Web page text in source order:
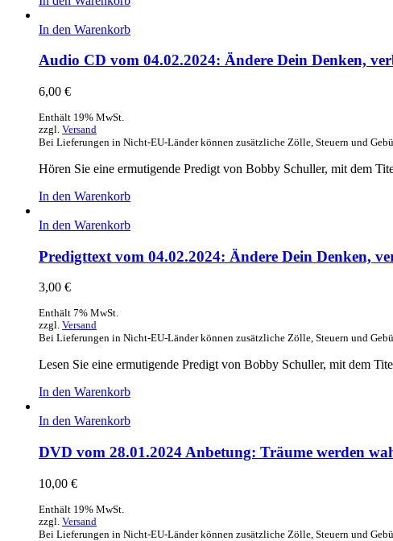
In den Warenkorb
Audio CD vom 04.02.2024: Ändere Dein Denken,
6,00 €
Enthält 19% MwSt.
zzgl. Versand
Bei Lieferungen in Nicht-EU-Länder können zusätzliche Zölle, Steuern und
Hören Sie eine ermutigende Predigt von Bobby Schuller, mit dem
In den Warenkorb
In den Warenkorb
Predigttext vom 04.02.2024: Ändere Dein Denken,
3,00 €
Enthält 7% MwSt.
zzgl. Versand
Bei Lieferungen in Nicht-EU-Länder können zusätzliche Zölle, Steuern und
Lesen Sie eine ermutigende Predigt von Bobby Schuller, mit dem
In den Warenkorb
In den Warenkorb
DVD vom 28.01.2024 Anbetung: Träume werden
10,00 €
Enthält 19% MwSt.
zzgl. Versand
Bei Lieferungen in Nicht-EU-Länder können zusätzliche Zölle, Steuern und